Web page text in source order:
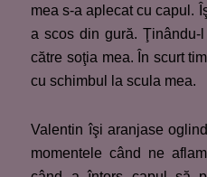
mea s-a aplecat cu capul.
a scos din gură.
către soţia mea. În scurt
cu schimbul la scula mea.
Valentin îşi aranjase
momentele când ne